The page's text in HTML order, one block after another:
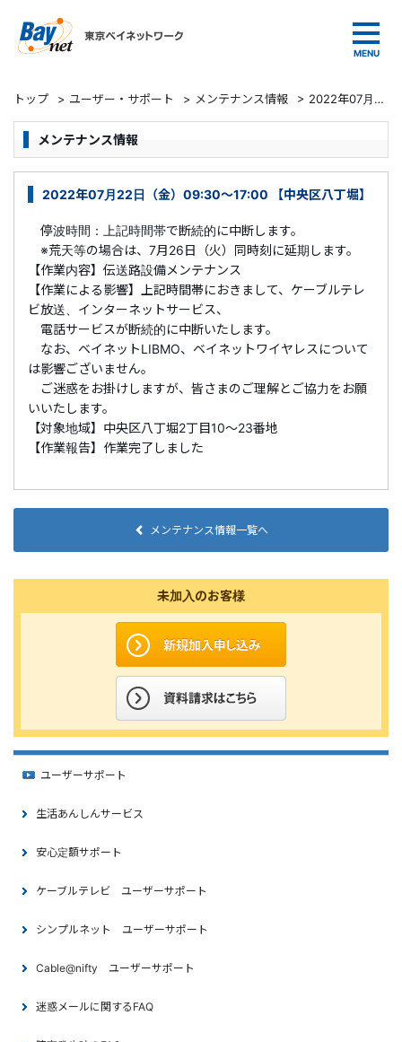
トップ > ユーザー・サポート > メンテナンス情報 > 2022年07月22日（金）09:30～17:00 【中央区八丁堀】
メンテナンス情報
2022年07月22日（金）09:30～17:00 【中央区八丁堀】
停波時間：上記時間帯で断続的に中断します。
※荒天等の場合は、7月26日（火）同時刻に延期します。
【作業内容】伝送路設備メンテナンス
【作業による影響】上記時間帯におきまして、ケーブルテレ
ビ放送、インターネットサービス、
電話サービスが断続的に中断いたします。
なお、ベイネットLIBMO、ベイネットワイヤレスについて
は影響ございません。
ご迷惑をお掛けしますが、皆さまのご理解とご協力をお願
いいたします。
【対象地域】中央区八丁堀2丁目10～23番地
【作業報告】作業完了しました
メンテナンス情報一覧へ
未加入のお客様
ユーザーサポート
生活あんしんサービス
安心定額サポート
ケーブルテレビ ユーザーサポート
シンプルネット ユーザーサポート
Cable@nifty ユーザーサポート
迷惑メールに関するFAQ